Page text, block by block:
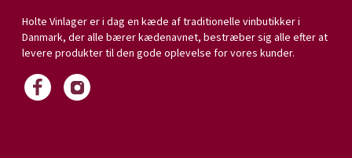
Holte Vinlager er i dag en kæde af traditionelle vinbutikker i
Danmark, der alle bærer kædenavnet, bestræber sig alle efter at
levere produkter til den gode oplevelse for vores kunder.